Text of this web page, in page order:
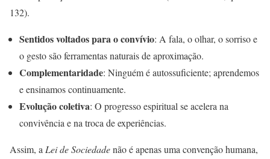
132).
Sentidos voltados para o convívio: A fala, o olhar, o sorriso e
o gesto são ferramentas naturais de aproximação.
Complementaridade: Ninguém é autossuficiente; aprendemos
e ensinamos continuamente.
Evolução coletiva: O progresso espiritual se acelera na
convivência e na troca de experiências.
Assim, a Lei de Sociedadenão é apenas uma convenção humana,